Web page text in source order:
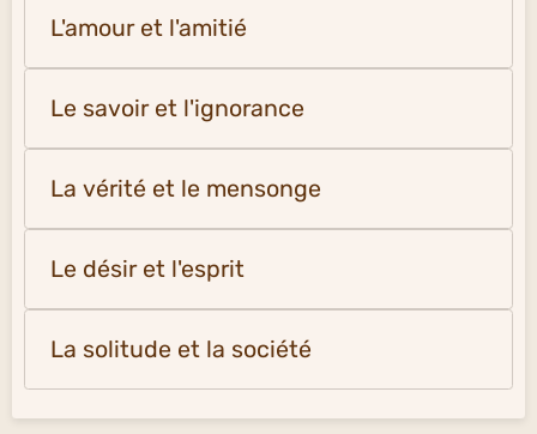
L'amour et l'amitié
Le savoir et l'ignorance
La vérité et le mensonge
Le désir et l'esprit
La solitude et la société